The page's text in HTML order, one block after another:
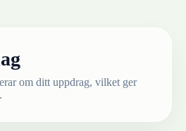
om ditt uppdrag, vilket ger